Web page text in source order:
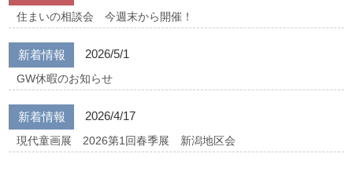
住まいの相談会 今週末から開催！
新着情報 2026/5/1
GW休暇のお知らせ
新着情報 2026/4/17
現代童画展 2026第1回春季展 新潟地区会